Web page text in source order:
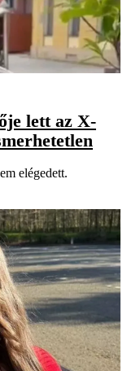
lett az X-
elégedett.